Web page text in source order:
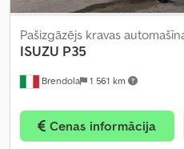
Brendola 1 561 km
Pašizgāzējs kravas
ISUZU P35
Cenas informācija